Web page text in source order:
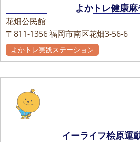
よかトレ健康麻
花畑公民館
〒811-1356福岡市南区花畑3-56-6
よかトレ実践ステーション
イーライフ桧原運